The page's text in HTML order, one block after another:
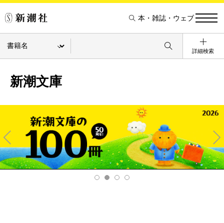
本・雑誌・ウェブ
詳細検索
新潮文庫
Pre
v
Ne
xt